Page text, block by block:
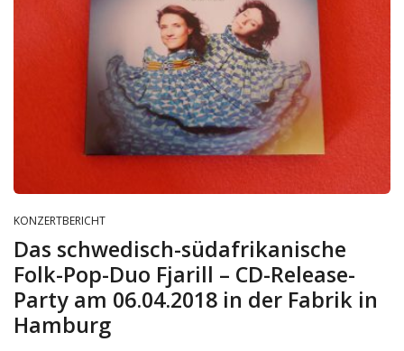
KONZERTBERICHT
Das schwedisch-südafrikanische
Folk-Pop-Duo Fjarill – CD-Release-
Party am 06.04.2018 in der Fabrik in
Hamburg